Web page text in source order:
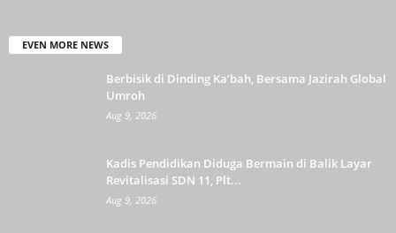
EVEN MORE NEWS
Berbisik di Dinding Ka’bah, Bersama Jazirah Global
Umroh
Aug 9, 2026
Kadis Pendidikan Diduga Bermain di Balik Layar
Revitalisasi SDN 11, Plt...
Aug 9, 2026